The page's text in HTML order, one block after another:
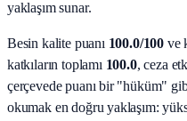
yaklaşım sunar.
Besin kalite puanı 100.0/100 ve
katkıların toplamı 100.0, ceza
çerçevede puanı bir "hüküm"
okumak en doğru yaklaşım: